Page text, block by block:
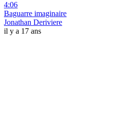
4:06
Baguarre imaginaire
Jonathan Deriviere
il y a 17 ans